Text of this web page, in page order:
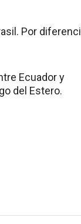
Por
Ecuador y
del Estero.